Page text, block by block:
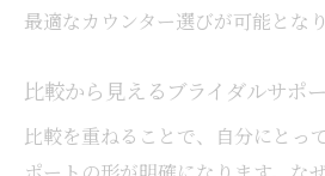
最適なカウンター選びが可能となり
比較から見えるブライダルサポ
比較を重ねることで、自分にとっ